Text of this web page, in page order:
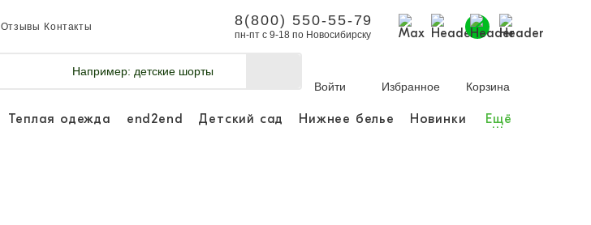
Отзывы Контакты 8(800) 550-55-79
пн-пт с 9-18 по Новосибирску
Например: детские шорты
Войти
Избранное Корзина
Теплая одежда end2end Детский сад Нижнее белье Новинки Ещё
...